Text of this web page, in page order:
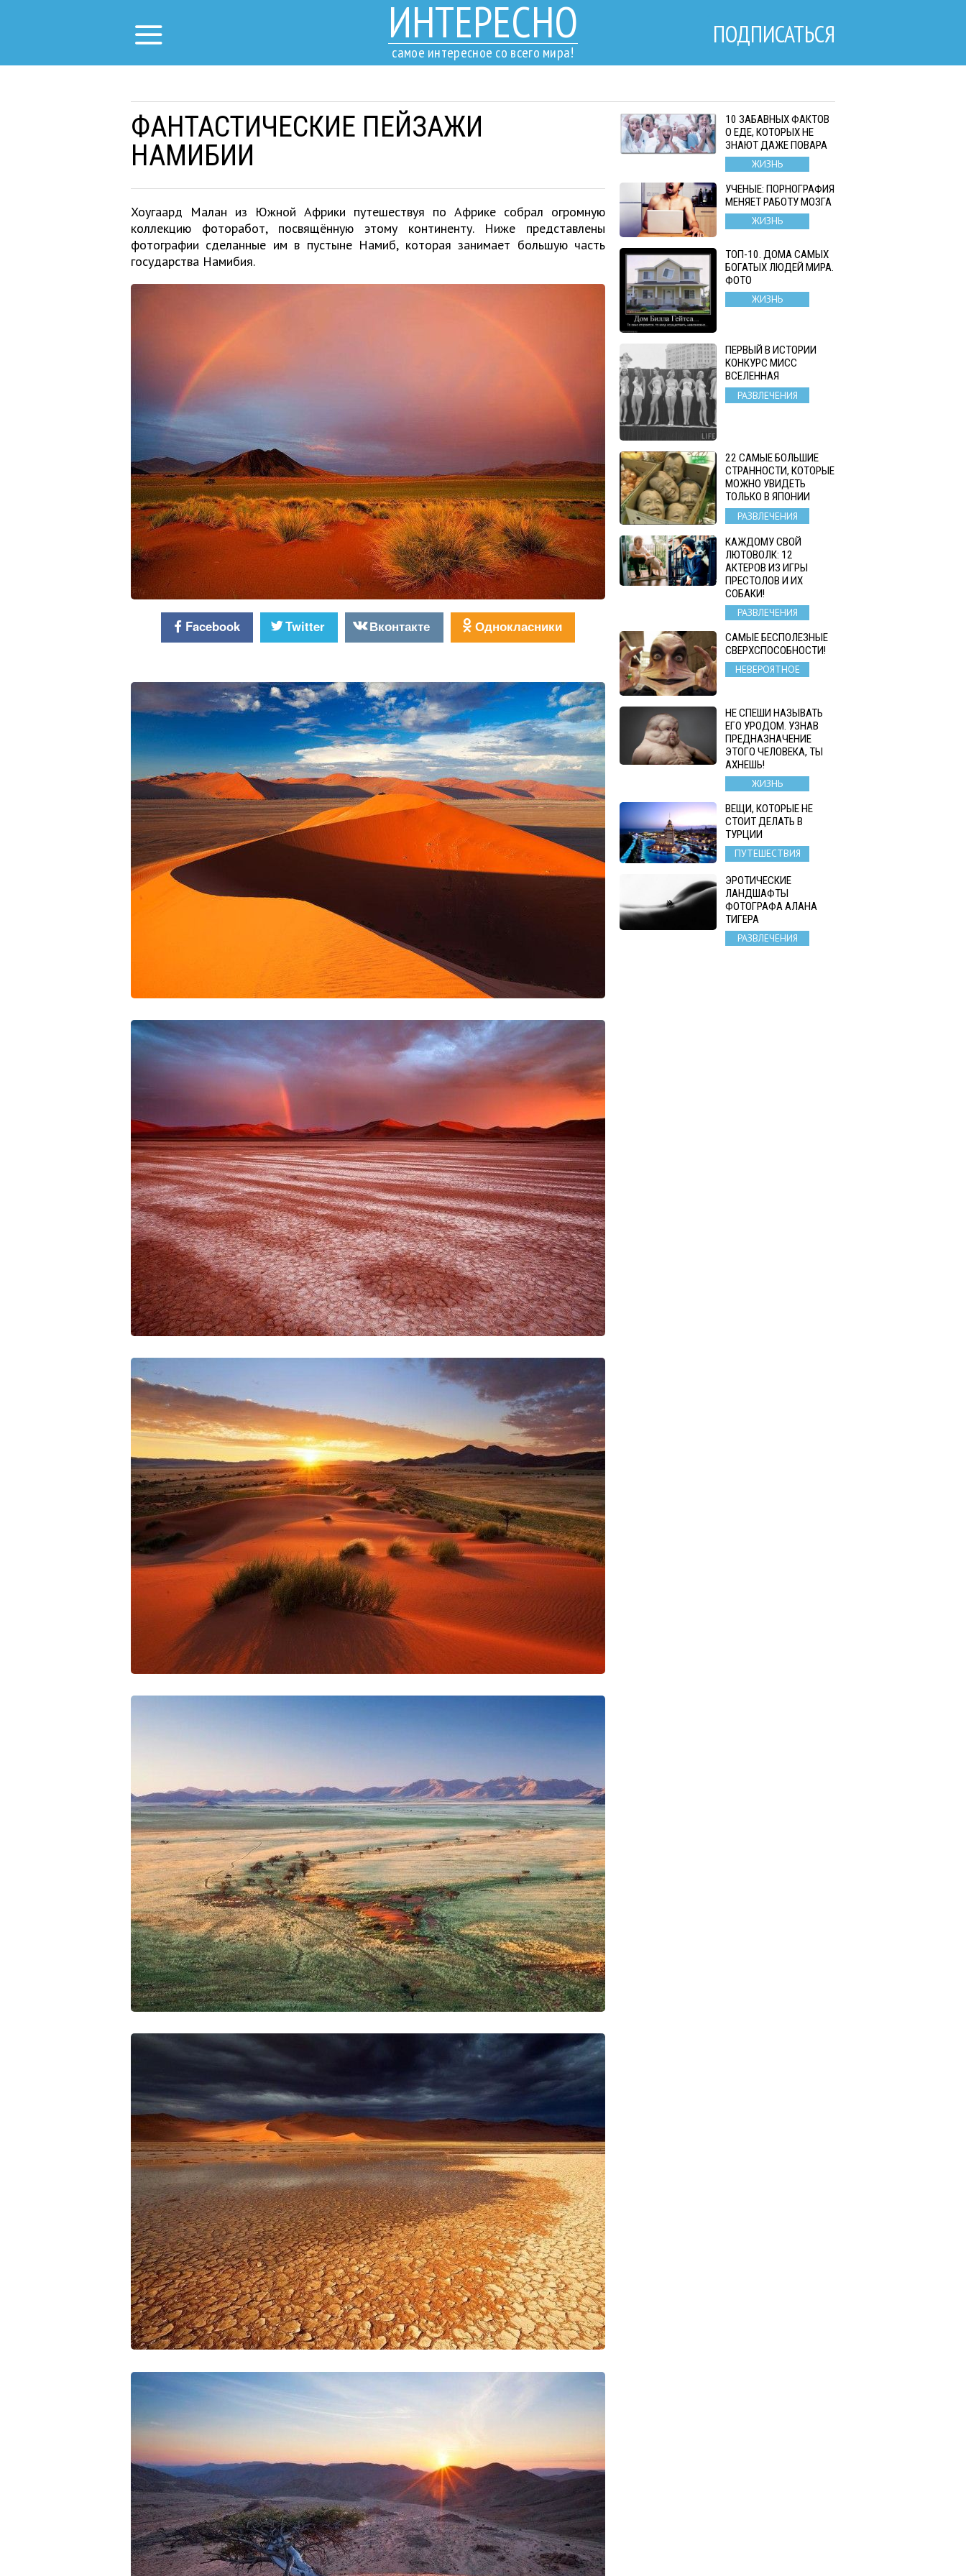
ИНТЕРЕСНО
самое интересное со всего мира!
ПОДПИСАТЬСЯ
ФАНТАСТИЧЕСКИЕ ПЕЙЗАЖИ
НАМИБИИ
Хоугаард Малан из Южной Африки путешествуя по Африке собрал огромную
коллекцию фоторабот, посвящённую этому континенту. Ниже представлены
фотографии сделанные им в пустыне Намиб, которая занимает большую часть
государства Намибия.
Facebook Twitter Вконтакте Однокласники
10 ЗАБАВНЫХ ФАКТОВ
О ЕДЕ, КОТОРЫХ НЕ
ЗНАЮТ ДАЖЕ ПОВАРА
ЖИЗНЬ
УЧЕНЫЕ: ПОРНОГРАФИЯ
МЕНЯЕТ РАБОТУ МОЗГА
ЖИЗНЬ
ТОП-10. ДОМА САМЫХ
БОГАТЫХ ЛЮДЕЙ МИРА.
ФОТО
ЖИЗНЬ
ПЕРВЫЙ В ИСТОРИИ
КОНКУРС МИСС
ВСЕЛЕННАЯ
РАЗВЛЕЧЕНИЯ
22 САМЫЕ БОЛЬШИЕ
СТРАННОСТИ, КОТОРЫЕ
МОЖНО УВИДЕТЬ
ТОЛЬКО В ЯПОНИИ
РАЗВЛЕЧЕНИЯ
КАЖДОМУ СВОЙ
ЛЮТОВОЛК: 12
АКТЕРОВ ИЗ ИГРЫ
ПРЕСТОЛОВ И ИХ
СОБАКИ!
РАЗВЛЕЧЕНИЯ
САМЫЕ БЕСПОЛЕЗНЫЕ
СВЕРХСПОСОБНОСТИ!
НЕВЕРОЯТНОЕ
НЕ СПЕШИ НАЗЫВАТЬ
ЕГО УРОДОМ. УЗНАВ
ПРЕДНАЗНАЧЕНИЕ
ЭТОГО ЧЕЛОВЕКА, ТЫ
АХНЕШЬ!
ЖИЗНЬ
ВЕЩИ, КОТОРЫЕ НЕ
СТОИТ ДЕЛАТЬ В
ТУРЦИИ
ПУТЕШЕСТВИЯ
ЭРОТИЧЕСКИЕ
ЛАНДШАФТЫ
ФОТОГРАФА АЛАНА
ТИГЕРА
РАЗВЛЕЧЕНИЯ